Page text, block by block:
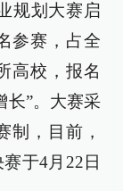
规划大赛启
参赛，占全
高校，报名
长”。大赛采
制，目前，
于4月22日